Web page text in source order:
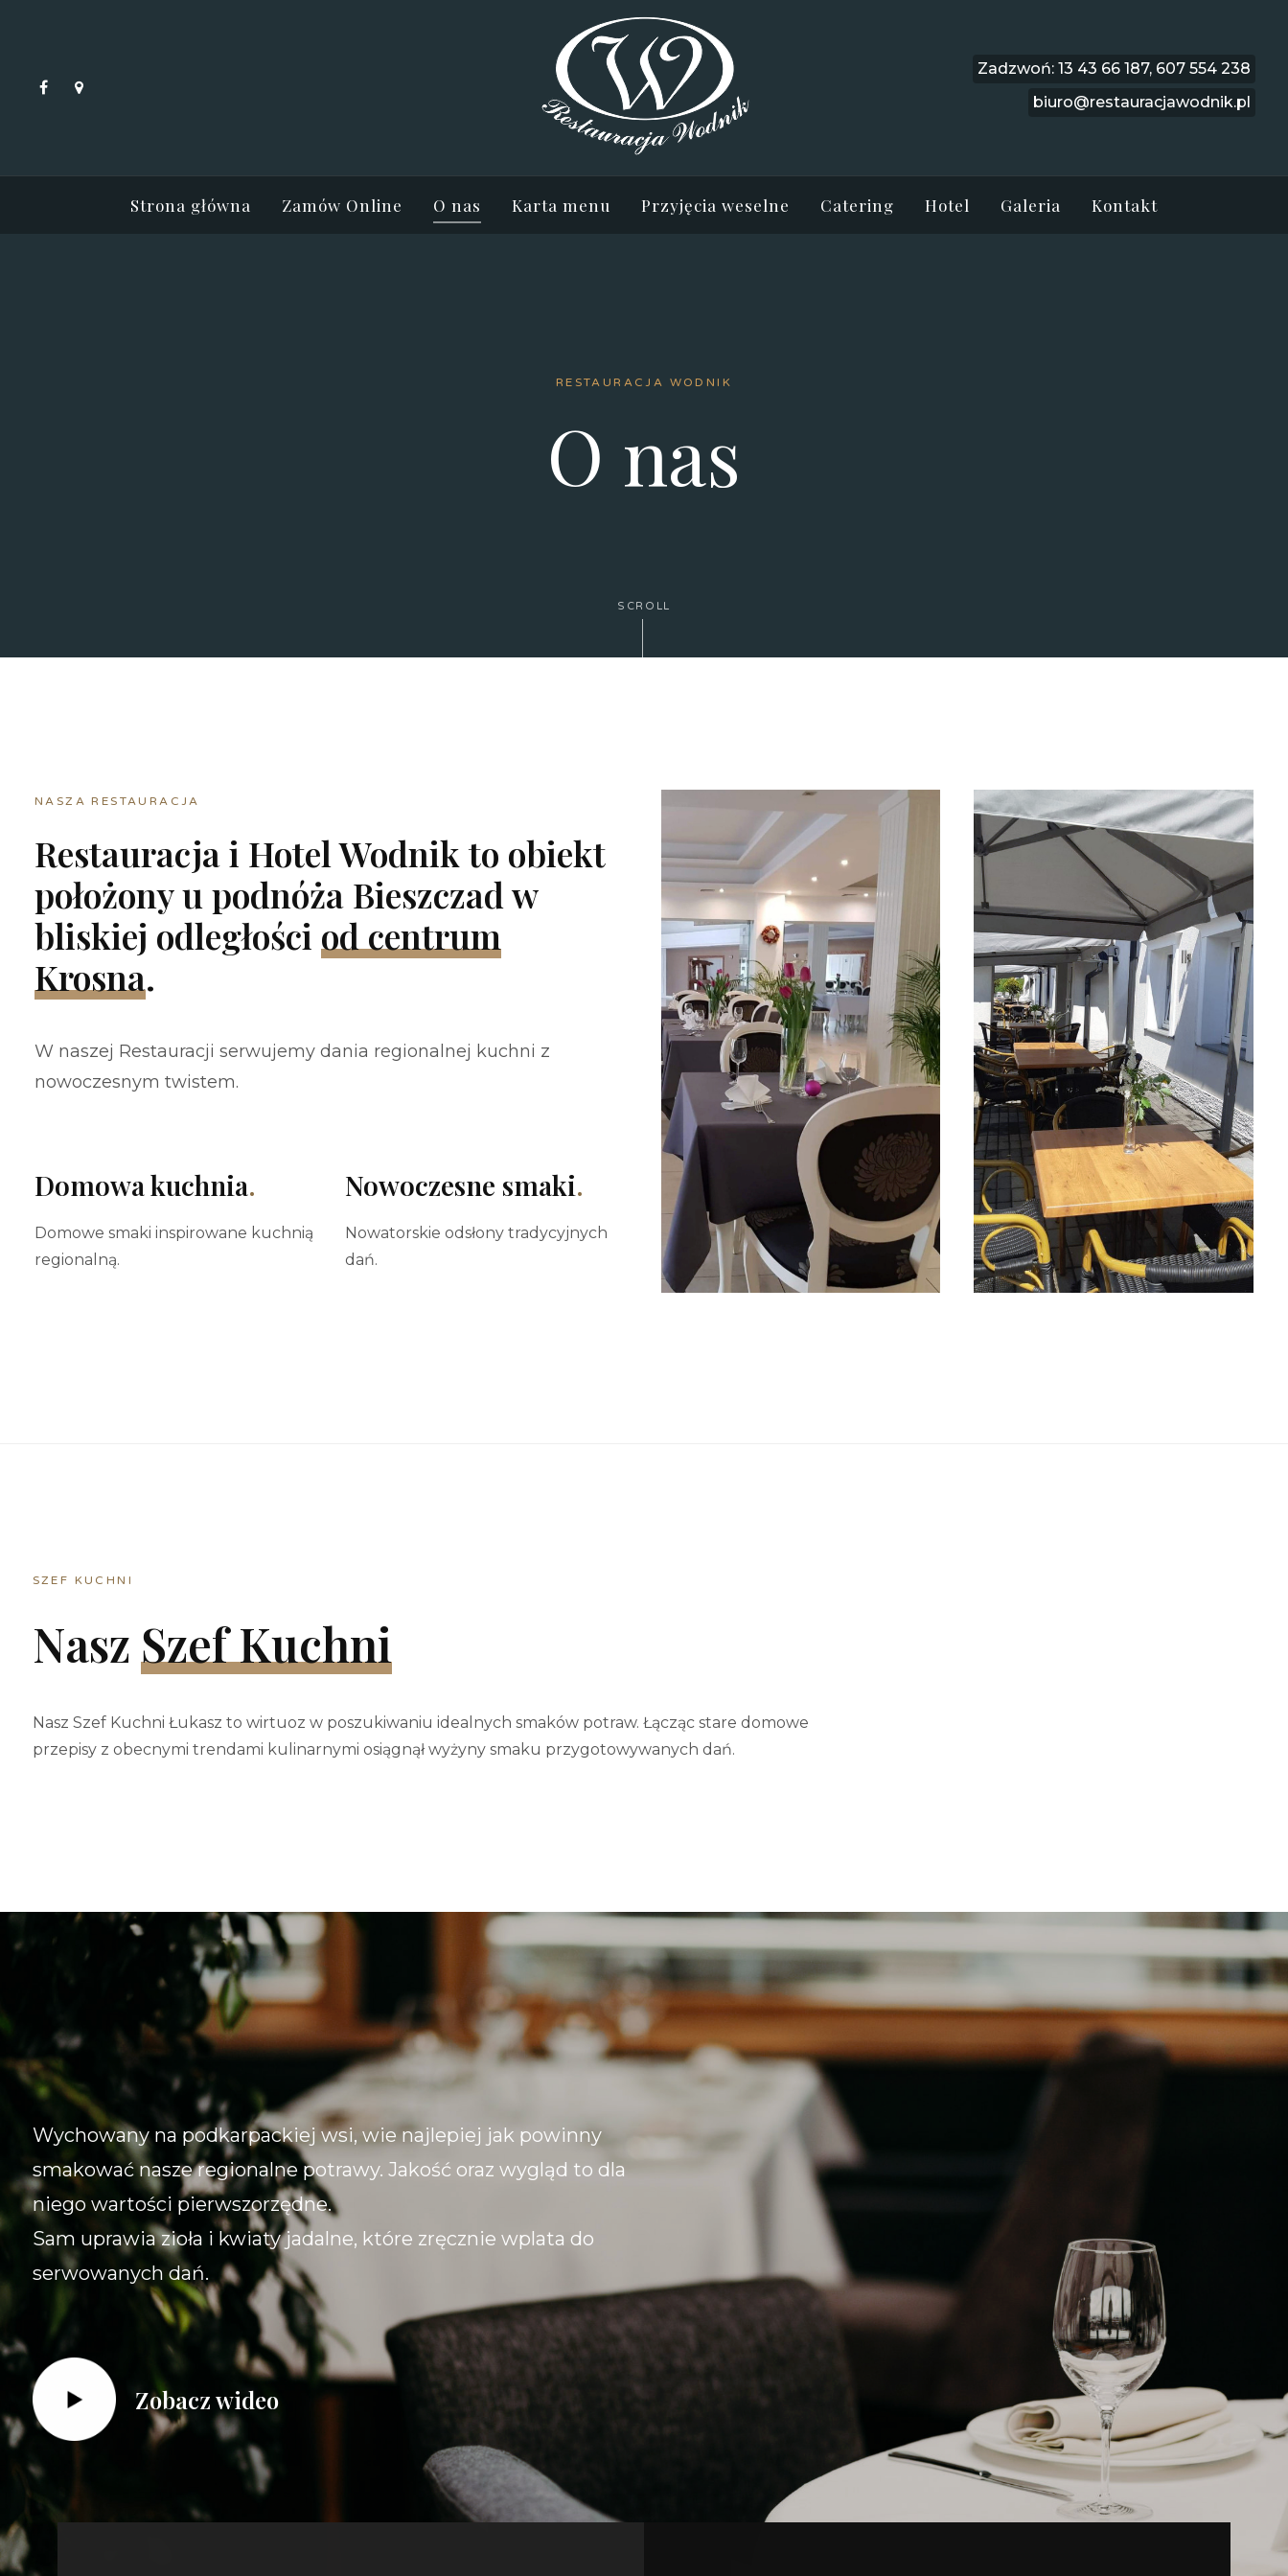
Zadzwoń: 13 43 66 187, 607 554 238
biuro@restauracjawodnik.pl
Strona główna Zamów Online O nas Karta menu Przyjęcia weselne Catering Hotel Galeria Kontakt
RESTAURACJA WODNIK
O nas
SCROLL
NASZA RESTAURACJA
Restauracja i Hotel Wodnik to obiekt
położony u podnóża Bieszczad w
bliskiej odległości od centrum
Krosna.
W naszej Restauracji serwujemy dania regionalnej kuchni z
nowoczesnym twistem.
Domowa kuchnia.
Domowe smaki inspirowane kuchnią
regionalną.
Nowoczesne smaki.
Nowatorskie odsłony tradycyjnych
dań.
SZEF KUCHNI
Nasz Szef Kuchni
Nasz Szef Kuchni Łukasz to wirtuoz w poszukiwaniu idealnych smaków potraw. Łącząc stare domowe
przepisy z obecnymi trendami kulinarnymi osiągnął wyżyny smaku przygotowywanych dań.
Wychowany na podkarpackiej wsi, wie najlepiej jak powinny
smakować nasze regionalne potrawy. Jakość oraz wygląd to dla
niego wartości pierwszorzędne.
Sam uprawia zioła i kwiaty jadalne, które zręcznie wplata do
serwowanych dań.
Zobacz wideo